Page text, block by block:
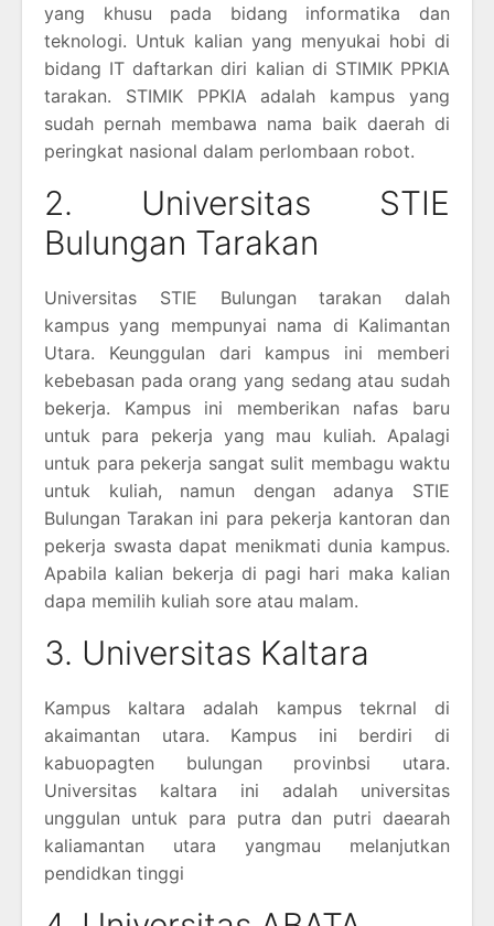
yang khusu pada bidang informatika dan
teknologi. Untuk kalian yang menyukai hobi di
bidang IT daftarkan diri kalian di STIMIK PPKIA
tarakan. STIMIK PPKIA adalah kampus yang
sudah pernah membawa nama baik daerah di
peringkat nasional dalam perlombaan robot.
2. Universitas STIE
Bulungan Tarakan
Universitas STIE Bulungan tarakan dalah
kampus yang mempunyai nama di Kalimantan
Utara. Keunggulan dari kampus ini memberi
kebebasan pada orang yang sedang atau sudah
bekerja. Kampus ini memberikan nafas baru
untuk para pekerja yang mau kuliah. Apalagi
untuk para pekerja sangat sulit membagu waktu
untuk kuliah, namun dengan adanya STIE
Bulungan Tarakan ini para pekerja kantoran dan
pekerja swasta dapat menikmati dunia kampus.
Apabila kalian bekerja di pagi hari maka kalian
dapa memilih kuliah sore atau malam.
3. Universitas Kaltara
Kampus kaltara adalah kampus tekrnal di
akaimantan utara. Kampus ini berdiri di
kabuopagten bulungan provinbsi utara.
Universitas kaltara ini adalah universitas
unggulan untuk para putra dan putri daearah
kaliamantan utara yangmau melanjutkan
pendidkan tinggi